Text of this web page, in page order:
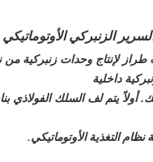
الزنبركي الأوتوماتيكي
داخلية
أولاً يتم لف السلك الفولاذي